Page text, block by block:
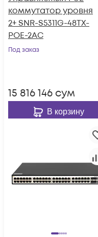
коммутатор уровня
2+ SNR-S5311G-48TX-
POE-2AC
Под заказ
15 816 146 сум
В корзину